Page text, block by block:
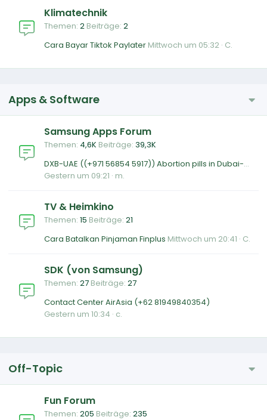
Klimatechnik
Themen 2 Beiträge 2
Cara Bayar Tiktok Paylater Mittwoch um 05:32 C.
Apps & Software
Samsung Apps Forum
Themen 4,6K Beiträge 39,3K
DXB-UAE ((+971 56854 5917)) Abortion pills in Dubai-??? & Abu Dhabi-Cytotec pills in DUBAI (Mifepristone &misoprostol in Fujairah) Abortion Pills
Gestern um 09:21 m.
TV & Heimkino
Themen 15 Beiträge 21
Cara Batalkan Pinjaman Finplus Mittwoch um 20:41 C.
SDK (von Samsung)
Themen 27 Beiträge 27
Contact Center AirAsia (+62 81949840354)
Gestern um 10:34 c.
Off-Topic
Fun Forum
Themen 205 Beiträge 235